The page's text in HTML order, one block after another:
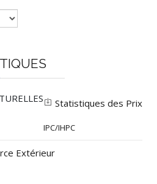
Statistiques des Prix
IPC/IHPC
Extérieur